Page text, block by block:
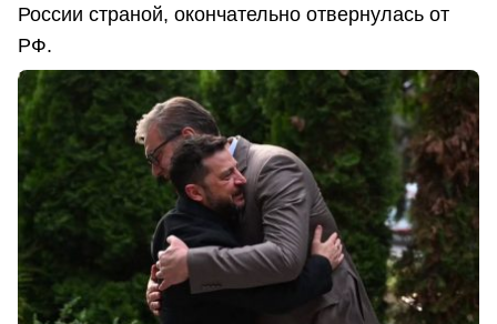
России страной, окончательно отвернулась от
РФ.